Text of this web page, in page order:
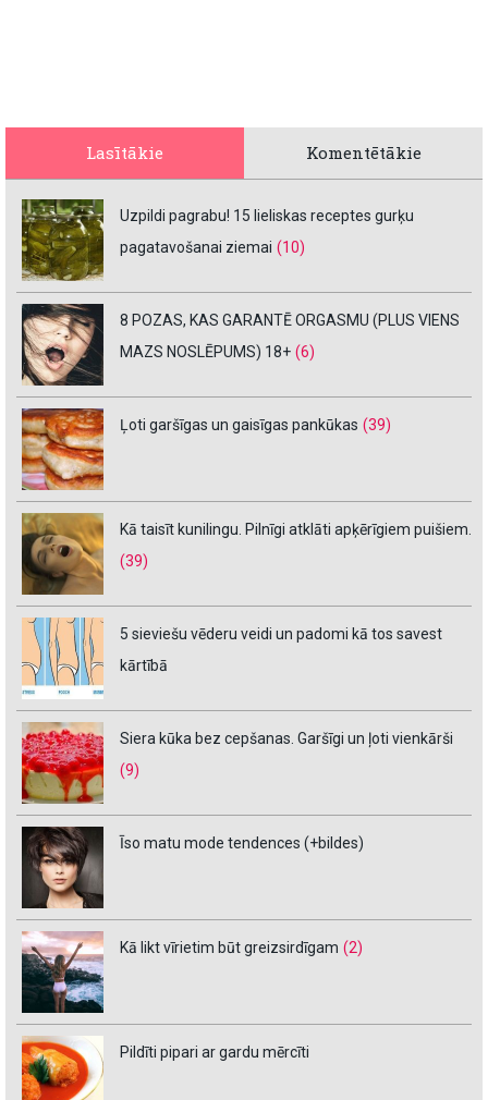
Lasītākie Komentētākie
Uzpildi pagrabu! 15 lieliskas receptes gurķu
pagatavošanai ziemai (10)
8 POZAS, KAS GARANTĒ ORGASMU (PLUS VIENS
MAZS NOSLĒPUMS) 18+ (6)
Ļoti garšīgas un gaisīgas pankūkas (39)
Kā taisīt kunilingu. Pilnīgi atklāti apķērīgiem puišiem.
(39)
5 sieviešu vēderu veidi un padomi kā tos savest
kārtībā
Siera kūka bez cepšanas. Garšīgi un ļoti vienkārši
(9)
Īso matu mode tendences (+bildes)
Kā likt vīrietim būt greizsirdīgam (2)
Pildīti pipari ar gardu mērcīti